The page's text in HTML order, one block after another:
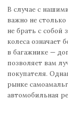
В случае с
важно не
не брать с собой
колеса означает
в багажнике —
позволяет вам
покупателя.
рынке
автомобильная